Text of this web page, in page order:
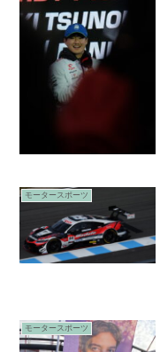
モータースポーツ
モータースポーツ